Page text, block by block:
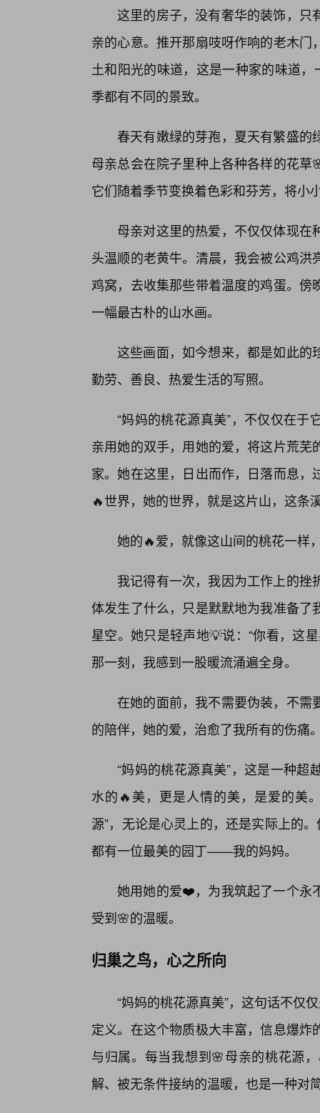
这里的房子，没有奢华的装饰，
亲的心意。推开那扇吱呀作响的老木
土和阳光的味道，这是一种家的味道
季都有不同的景致。
春天有嫩绿的芽孢，夏天有繁盛
母亲总会在院子里种上各种各样的花
它们随着季节变换着色彩和芬芳，将小
母亲对这里的热爱，不仅仅体现
头温顺的老黄牛。清晨，我会被公鸡
鸡窝，去收集那些带着温度的鸡蛋。
一幅最古朴的山水画。
这些画面，如今想来，都是如此
勤劳、善良、热爱生活的写照。
“妈妈的桃花源真美”，不仅仅在
亲用她的双手，用她的爱，将这片荒
家。她在这里，日出而作，日落而息
🔥世界，她的世界，就是这片山，这条
她的🔥爱，就像这山间的桃花一样
我记得有一次，我因为工作上的
体发生了什么，只是默默地为我准备
星空。她只是轻声地💡说：“你看，这
那一刻，我感到一股暖流涌遍全身。
在她的面前，我不需要伪装，不需
的陪伴，她的爱，治愈了我所有的伤痛
“妈妈的桃花源真美”，这是一种
水的🔥美，更是人情的美，是爱的美
源”，无论是心灵上的，还是实际上的
都有一位最美的园丁——我的妈妈。
她用她的爱❤️，为我筑起了一个永
受到🌸的温暖。
归巢之鸟，心之所向
“妈妈的桃花源真美”，这句话不仅
定义。在这个物质极大丰富，信息爆
与归属。每当我想到🌸母亲的桃花源
解、被无条件接纳的温暖，也是一种对